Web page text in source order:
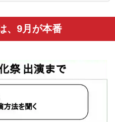
、9月が本番